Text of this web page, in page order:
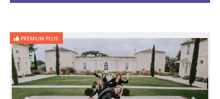
PREMIUM PLUS